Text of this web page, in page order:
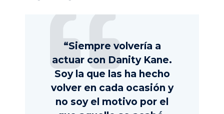
“Siempre volvería a
actuar con Danity Kane.
Soy la que las ha hecho
volver en cada ocasión y
no soy el motivo por el